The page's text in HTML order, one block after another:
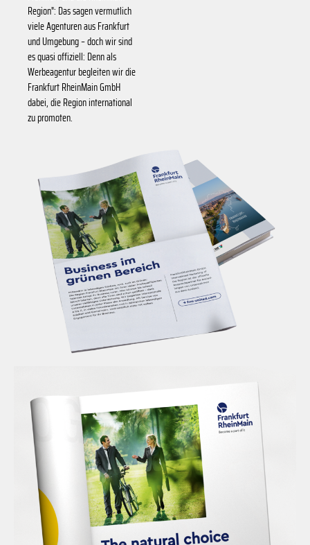
Region": Das sagen vermutlich
viele Agenturen aus Frankfurt
und Umgebung – doch wir sind
es quasi offiziell: Denn als
Werbeagentur begleiten wir die
Frankfurt RheinMain GmbH
dabei, die Region international
zu promoten.